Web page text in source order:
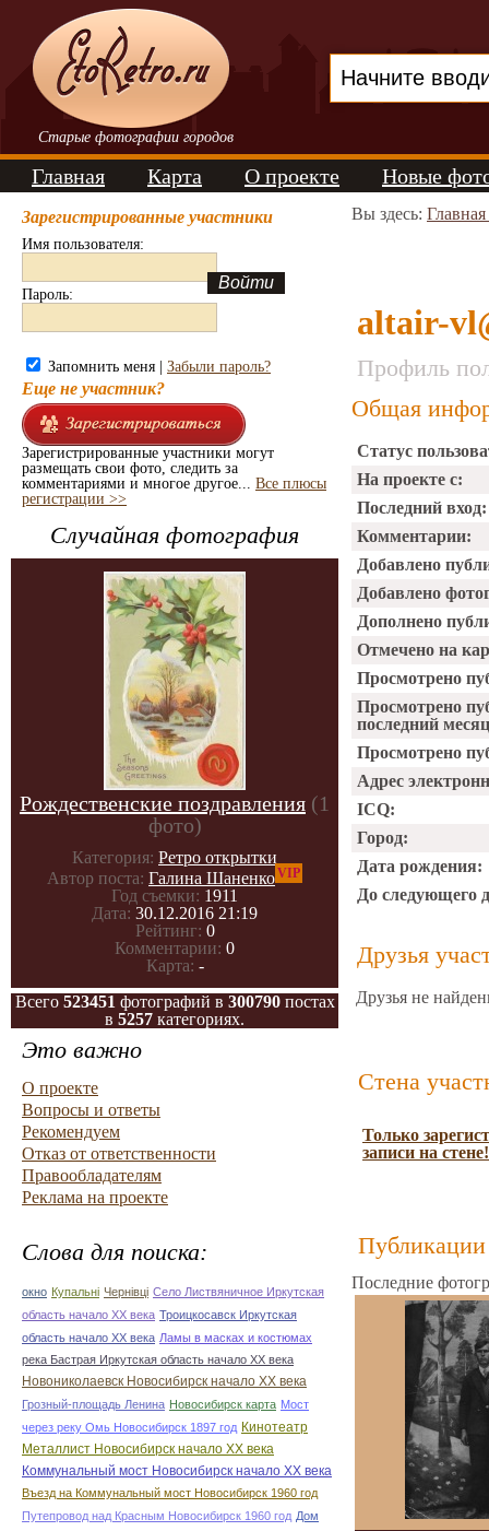
Старые фотографии городов
Главная Карта О проекте Новые
Зарегистрированные участники
Имя пользователя:
Пароль:
Запомнить меня | Забыли пароль?
Еще не участник?
Зарегистрированные участники могут
размещать свои фото, следить за
комментариями и многое другое... Все плюсы
регистрации >>
Случайная фотография
Рождественские поздравления (1
фото)
Категория: Ретро открытки
Автор поста: Галина ШаненкоVIP
Год съемки: 1911
Дата: 30.12.2016 21:19
Рейтинг: 0
Комментарии: 0
Карта: -
Всего 523451 фотографий в 300790постах
в 5257 категориях.
Это важно
О проекте
Вопросы и ответы
Рекомендуем
Отказ от ответственности
Правообладателям
Реклама на проекте
Слова для поиска:
окно Купальні Чернівці Село Листвяничное Иркутская
область начало ХХ века Троицкосавск Иркутская
область начало ХХ века Ламы в масках и костюмах
река Бастрая Иркутская область начало ХХ века
Новониколаевск Новосибирск начало ХХ века
Грозный-площадь Ленина Новосибирск карта Мост
через реку Омь Новосибирск 1897 год Кинотеатр
Металлист Новосибирск начало ХХ века
Коммунальный мост Новосибирск начало ХХ века
Въезд на Коммунальный мост Новосибирск 1960 год
Путепровод над Красным Новосибирск 1960 год Дом
Вы здесь:
altair-
Профиль
Общая
Статус
На проекте с:
Последний вход:
Комментарии:
Добавлено
Добавлено
Дополнено
Отмечено на
Просмотрено
Просмотрено
последний
Просмотрено
Адрес
ICQ:
Город:
Дата рождения:
До следующего
Друзья
Друзья не
Стена
Только
записи на стене!
Публикации
Последние